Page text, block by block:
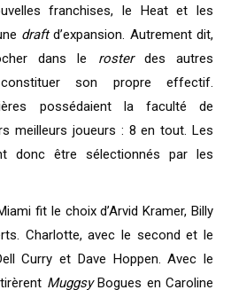
franchises, le Heat et les
draftd’expansion. Autrement dit,
dans le rosterdes autres
son propre effectif.
possédaient la faculté de
meilleurs joueurs : 8 en tout. Les
donc être sélectionnés par les
fit le choix d’Arvid Kramer, Billy
Charlotte, avec le second et le
Curry et Dave Hoppen. Avec le
Muggsy Bogues en Caroline